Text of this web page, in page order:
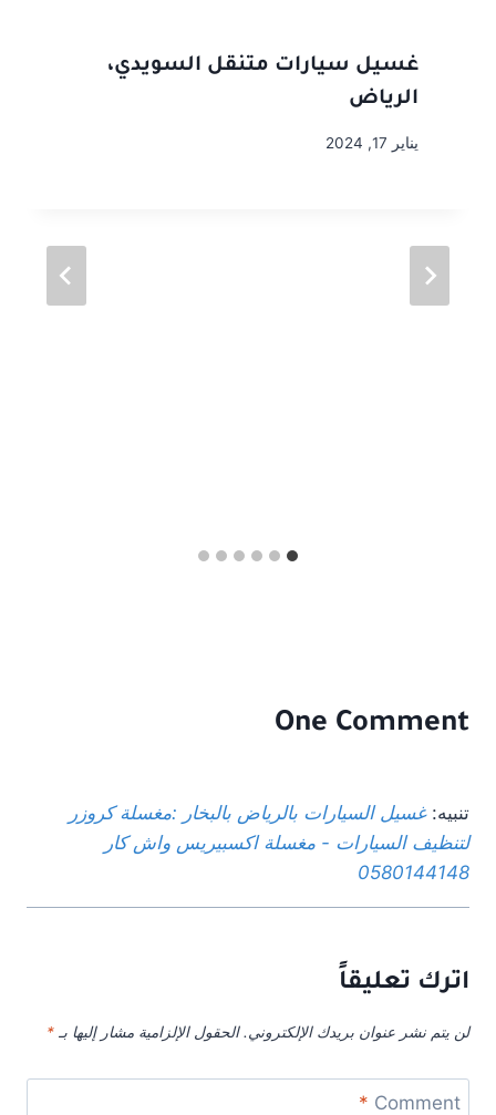
غسيل سيارات متنقل السويدي،
الرياض
يناير 17, 2024
One Comment
تنبيه:غسيل السيارات بالرياض بالبخار :مغسلة كروزر
لتنظيف السيارات - مغسلة اكسبيريس واش كار
0580144148
اترك تعليقاً
لن يتم نشر عنوان بريدك الإلكتروني. الحقول الإلزامية مشار إليها بـ *
Comment
*